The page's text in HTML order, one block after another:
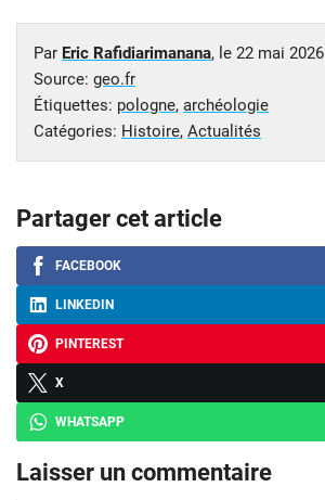
Par Eric Rafidiarimanana, le 22 mai 2026
Source: geo.fr
Étiquettes: pologne, archéologie
Catégories: Histoire, Actualités
Partager cet article
FACEBOOK
LINKEDIN
PINTEREST
X
WHATSAPP
Laisser un commentaire